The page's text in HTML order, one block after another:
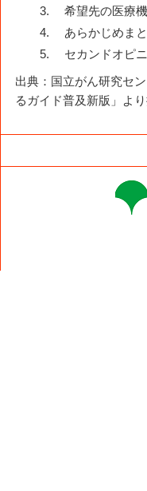
希望先の医療
あらかじめま
セカンドオピ
出典：国立がん研究セ
るガイド普及新版」よ